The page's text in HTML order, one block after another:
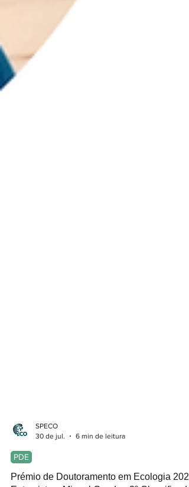
SPECO
PDE